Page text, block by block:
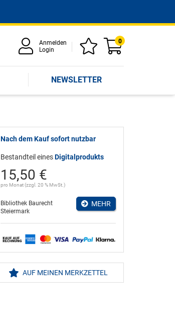
Anmelden
Login
0
NEWSLETTER
Nach dem Kauf sofort nutzbar
Bestandteil einesDigitalprodukts
15,50 €
pro Monat (zzgl. 20 % MwSt.)
Bibliothek Baurecht
Steiermark
MEHR
AUF MEINEN MERKZETTEL